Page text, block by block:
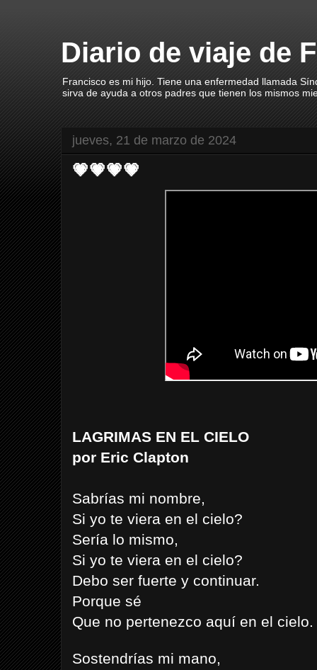
Diario de viaje de
Francisco es mi hijo. Tiene una enfermedad llamada
sirva de ayuda a otros padres que tienen los mismos
jueves, 21 de marzo de 2024
💗💗💗💗
LAGRIMAS EN EL CIELO
por Eric Clapton
Sabrías mi nombre,
Si yo te viera en el cielo?
Sería lo mismo,
Si yo te viera en el cielo?
Debo ser fuerte y continuar.
Porque sé
Que no pertenezco aquí en el cielo.
Sostendrías mi mano,